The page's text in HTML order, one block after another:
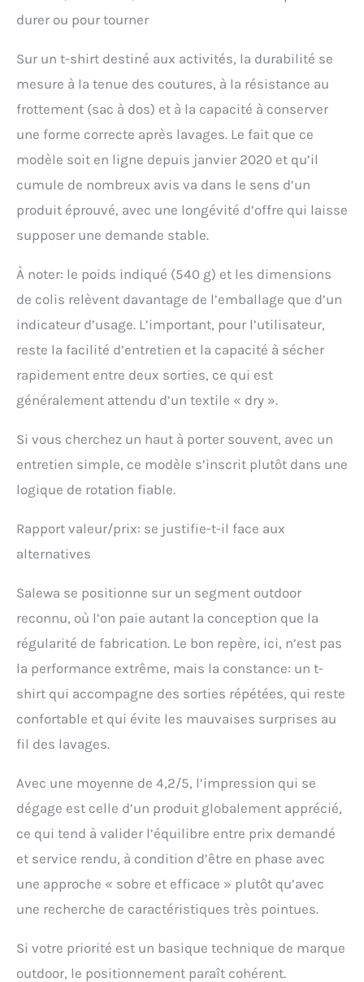
durer ou pour tourner
Sur un t-shirt destiné aux activités, la durabilité se
mesure à la tenue des coutures, à la résistance au
frottement (sac à dos) et à la capacité à conserver
une forme correcte après lavages. Le fait que ce
modèle soit en ligne depuis janvier 2020 et qu’il
cumule de nombreux avis va dans le sens d’un
produit éprouvé, avec une longévité d’offre qui laisse
supposer une demande stable.
À noter: le poids indiqué (540 g) et les dimensions
de colis relèvent davantage de l’emballage que d’un
indicateur d’usage. L’important, pour l’utilisateur,
reste la facilité d’entretien et la capacité à sécher
rapidement entre deux sorties, ce qui est
généralement attendu d’un textile « dry ».
Si vous cherchez un haut à porter souvent, avec un
entretien simple, ce modèle s’inscrit plutôt dans une
logique de rotation fiable.
Rapport valeur/prix: se justifie-t-il face aux
alternatives
Salewa se positionne sur un segment outdoor
reconnu, où l’on paie autant la conception que la
régularité de fabrication. Le bon repère, ici, n’est pas
la performance extrême, mais la constance: un t-
shirt qui accompagne des sorties répétées, qui reste
confortable et qui évite les mauvaises surprises au
fil des lavages.
Avec une moyenne de 4,2/5, l’impression qui se
dégage est celle d’un produit globalement apprécié,
ce qui tend à valider l’équilibre entre prix demandé
et service rendu, à condition d’être en phase avec
une approche « sobre et efficace » plutôt qu’avec
une recherche de caractéristiques très pointues.
Si votre priorité est un basique technique de marque
outdoor, le positionnement paraît cohérent.